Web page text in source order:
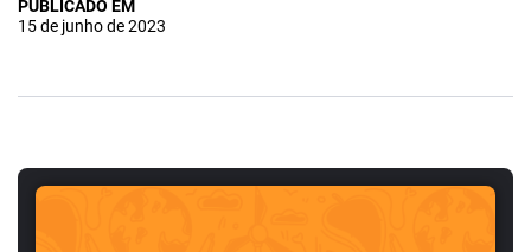
PUBLICADO EM
15 de junho de 2023